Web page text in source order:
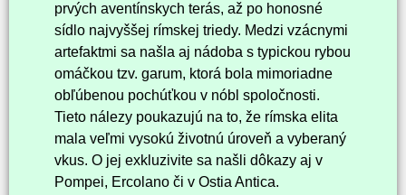
prvých aventínskych terás, až po honosné
sídlo najvyššej rímskej triedy. Medzi vzácnymi
artefaktmi sa našla aj nádoba s typickou rybou
omáčkou tzv. garum, ktorá bola mimoriadne
obľúbenou pochúťkou v nóbl spoločnosti.
Tieto nálezy poukazujú na to, že rímska elita
mala veľmi vysokú životnú úroveň a vyberaný
vkus. O jej exkluzivite sa našli dôkazy aj v
Pompei, Ercolano či v Ostia Antica.